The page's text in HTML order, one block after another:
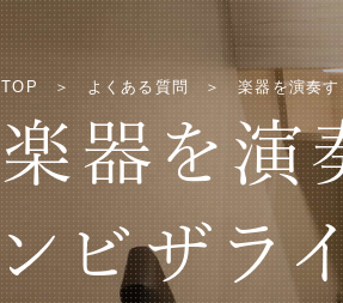
TOP よくある質問 楽器を演奏
楽器を演
ンビザラ